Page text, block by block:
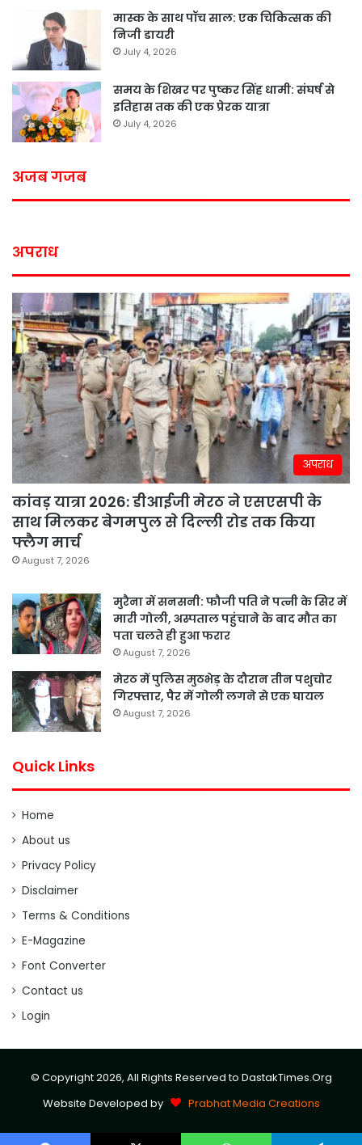
मास्क के साथ पॉच साल: एक चिकित्सक की
निजी डायरी
July 4, 2026
समय के शिखर पर पुष्कर सिंह धामी: संघर्ष से
इतिहास तक की एक प्रेरक यात्रा
July 4, 2026
अजब गजब
अपराध
अपराध
कांवड़ यात्रा 2026: डीआईजी मेरठ ने एसएसपी के
साथ मिलकर बेगमपुल से दिल्ली रोड तक किया
फ्लैग मार्च
August 7, 2026
मुरैना में सनसनी: फौजी पति ने पत्नी के सिर में
मारी गोली, अस्पताल पहुंचाने के बाद मौत का
पता चलते ही हुआ फरार
August 7, 2026
मेरठ में पुलिस मुठभेड़ के दौरान तीन पशुचोर
गिरफ्तार, पैर में गोली लगने से एक घायल
August 7, 2026
Quick Links
Home
About us
Privacy Policy
Disclaimer
Terms & Conditions
E-Magazine
Font Converter
Contact us
Login
© Copyright 2026, All Rights Reserved to DastakTimes.Org
Website Developed by
Prabhat Media Creations